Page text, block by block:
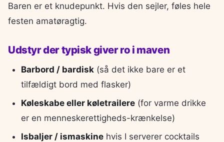
Baren er et knudepunkt. Hvis den sejler, føles hele
festen amatøragtig.
Udstyr der typisk giver ro i maven
Barbord / bardisk(så det ikke bare er et
tilfældigt bord med flasker)
Køleskabe eller køletrailere(for varme drikke
er en menneskerettigheds-krænkelse)
Isbaljer / ismaskinehvis I serverer cocktails